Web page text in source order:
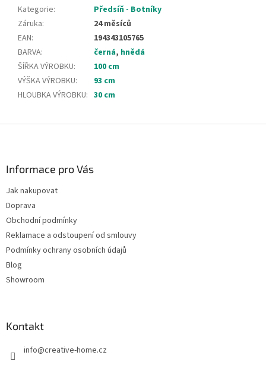
Kategorie:
Předsíň - Botníky
Záruka:
24 měsíců
EAN:
194343105765
BARVA: černá, hnědá
ŠÍŘKA VÝROBKU:
100 cm
VÝŠKA VÝROBKU:
93 cm
HLOUBKA VÝROBKU: 30 cm
Informace pro Vás
Jak nakupovat
Doprava
Obchodní podmínky
Reklamace a odstoupení od smlouvy
Podmínky ochrany osobních údajů
Blog
Showroom
Kontakt
info@creative-home.cz